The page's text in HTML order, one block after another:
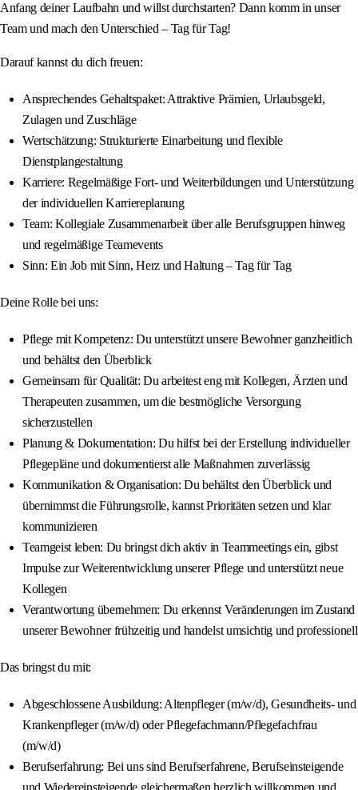
Anfang deiner Laufbahn und willst durchstarten? Dann komm in unser
Team und mach den Unterschied – Tag für Tag!
Darauf kannst du dich freuen:
Ansprechendes Gehaltspaket: Attraktive Prämien, Urlaubsgeld,
Zulagen und Zuschläge
Wertschätzung: Strukturierte Einarbeitung und flexible
Dienstplangestaltung
Karriere: Regelmäßige Fort- und Weiterbildungen und Unterstützung
der individuellen Karriereplanung
Team: Kollegiale Zusammenarbeit über alle Berufsgruppen hinweg
und regelmäßige Teamevents
Sinn: Ein Job mit Sinn, Herz und Haltung – Tag für Tag
Deine Rolle bei uns:
Pflege mit Kompetenz: Du unterstützt unsere Bewohner ganzheitlich
und behältst den Überblick
Gemeinsam für Qualität: Du arbeitest eng mit Kollegen, Ärzten und
Therapeuten zusammen, um die bestmögliche Versorgung
sicherzustellen
Planung & Dokumentation: Du hilfst bei der Erstellung individueller
Pflegepläne und dokumentierst alle Maßnahmen zuverlässig
Kommunikation & Organisation: Du behältst den Überblick und
übernimmst die Führungsrolle, kannst Prioritäten setzen und klar
kommunizieren
Teamgeist leben: Du bringst dich aktiv in Teammeetings ein, gibst
Impulse zur Weiterentwicklung unserer Pflege und unterstützt neue
Kollegen
Verantwortung übernehmen: Du erkennst Veränderungen im Zustand
unserer Bewohner frühzeitig und handelst umsichtig und professionell
Das bringst du mit:
Abgeschlossene Ausbildung: Altenpfleger (m/w/d), Gesundheits- und
Krankenpfleger (m/w/d) oder Pflegefachmann/Pflegefachfrau
(m/w/d)
Berufserfahrung: Bei uns sind Berufserfahrene, Berufseinsteigende